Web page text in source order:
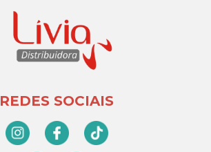
REDES SOCIAIS